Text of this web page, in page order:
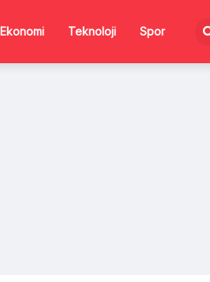
Ekonomi Teknoloji Spor